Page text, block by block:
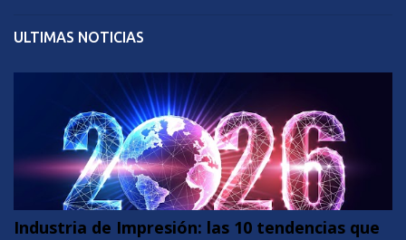
ULTIMAS NOTICIAS
Industria de Impresión: las 10 tendencias que